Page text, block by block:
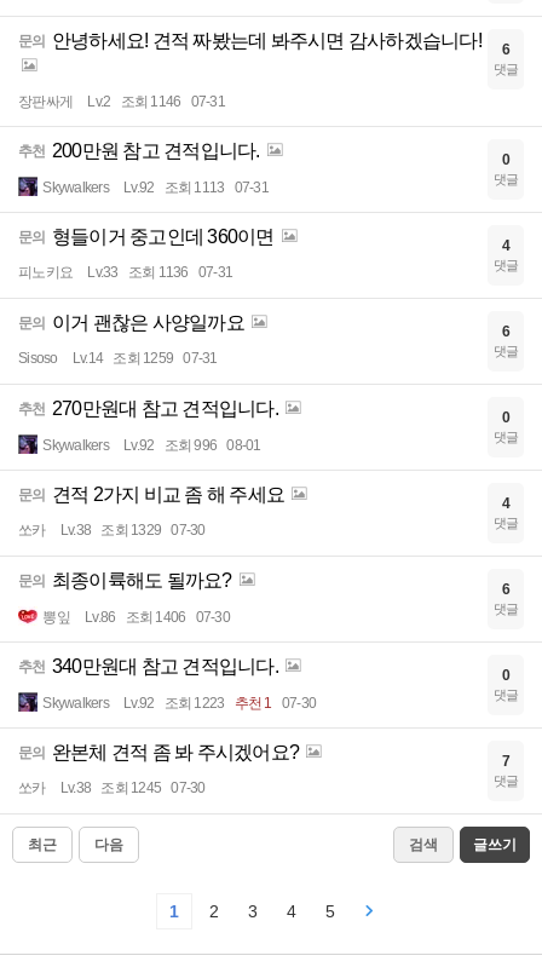
문의 안녕하세요! 견적 짜봤는데 봐주시면 감사하겠습니다!
장판싸게 Lv.2 조회 1146 07-31
6
댓글
추천 200만원 참고 견적입니다.
Skywalkers Lv.92 조회 1113 07-31
0
댓글
문의 형들이거 중고인데 360이면
피노키요 Lv.33 조회 1136 07-31
4
댓글
문의 이거 괜찮은 사양일까요
Sisoso Lv.14 조회 1259 07-31
6
댓글
추천 270만원대 참고 견적입니다.
Skywalkers Lv.92 조회 996 08-01
0
댓글
문의 견적 2가지 비교 좀 해 주세요
쏘카 Lv.38 조회 1329 07-30
4
댓글
문의 최종이륙해도 될까요?
뽕잎 Lv.86 조회 1406 07-30
6
댓글
추천 340만원대 참고 견적입니다.
Skywalkers Lv.92 조회 1223 추천 1 07-30
0
댓글
문의 완본체 견적 좀 봐 주시겠어요?
쏘카 Lv.38 조회 1245 07-30
7
댓글
최근 다음 검색 글쓰기
1 2 3 4 5